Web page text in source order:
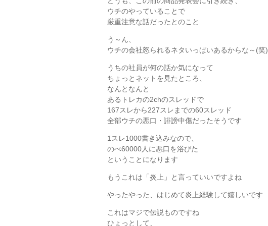
ウチのやっていることで
厳重注意な話だったとのこと
う～ん、
ウチの会社怒られるネタいっぱいあるからな～(笑)
うちの社員が何の話か気になって
ちょっとネットを見たところ、
なんとなんと
あるトレカの2chのスレッドで
167スレから227スレまでの60スレッド
全部ウチの悪口・誹謗中傷だったそうです
1スレ1000書き込みなので、
のべ60000人に悪口を浴びた
ということになります
もうこれは「炎上」と言っていいですよね
やったやった、はじめて炎上経験して嬉しいです
これはマジで伝説ものですね
ひょっとして、